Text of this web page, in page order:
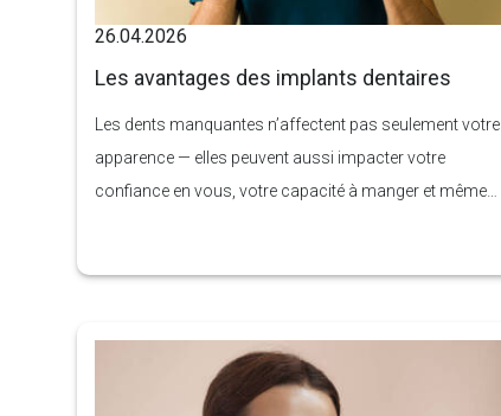
26.04.2026
Les avantages des implants dentaires
Les dents manquantes n’affectent pas seulement votre
apparence — elles peuvent aussi impacter votre
confiance en vous, votre capacité à manger et même